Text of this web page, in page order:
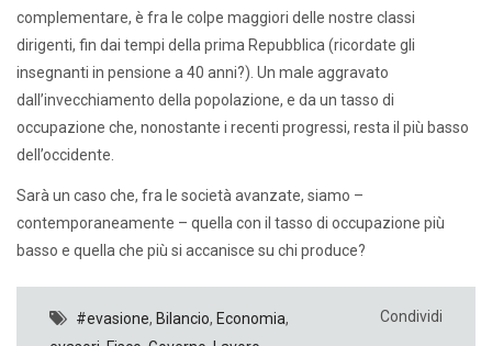
complementare, è fra le colpe maggiori delle nostre classi
dirigenti, fin dai tempi della prima Repubblica (ricordate gli
insegnanti in pensione a 40 anni?). Un male aggravato
dall’invecchiamento della popolazione, e da un tasso di
occupazione che, nonostante i recenti progressi, resta il più basso
dell’occidente.
Sarà un caso che, fra le società avanzate, siamo –
contemporaneamente – quella con il tasso di occupazione più
basso e quella che più si accanisce su chi produce?
#evasione, Bilancio, Economia,
Condividi